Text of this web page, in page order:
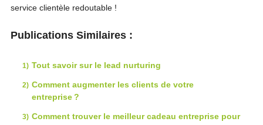
service clientèle redoutable !
Publications Similaires :
Tout savoir sur le lead nurturing
Comment augmenter les clients de votre
entreprise ?
Comment trouver le meilleur cadeau entreprise pour